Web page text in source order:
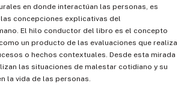
en donde interactúan las personas, es
concepciones explicativas del
El hilo conductor del libro es el concepto
como un producto de las evaluaciones que realiza
o hechos contextuales. Desde esta mirada
las situaciones de malestar cotidiano y su
la vida de las personas.